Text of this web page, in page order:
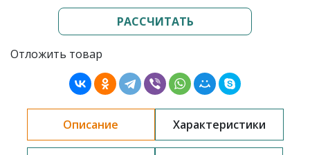
РАССЧИТАТЬ
Отложить товар
Описание Характеристики